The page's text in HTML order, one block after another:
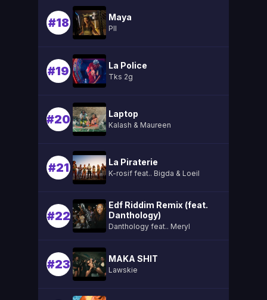
#18 Maya
Pll
#19 La Police
Tks 2g
#20 Laptop
Kalash & Maureen
#21 La Piraterie
K-rosif feat.. Bigda & Loeil
#22
Edf Riddim Remix (feat.
Danthology)
Danthology feat.. Meryl
#23 MAKA SHIT
Lawskie